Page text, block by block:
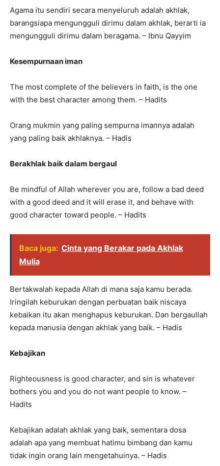
Agama itu sendiri secara menyeluruh adalah akhlak,
barangsiapa mengungguli dirimu dalam akhlak, berarti ia
mengungguli dirimu dalam beragama. – Ibnu Qayyim
Kesempurnaan iman
The most complete of the believers in faith, is the one
with the best character among them. – Hadits
Orang mukmin yang paling sempurna imannya adalah
yang paling baik akhlaknya. – Hadis
Berakhlak baik dalam bergaul
Be mindful of Allah wherever you are, follow a bad deed
with a good deed and it will erase it, and behave with
good character toward people. – Hadits
Baca juga: Cinta yang Berakar pada Akhlak
Mulia
Bertakwalah kepada Allah di mana saja kamu berada.
Iringilah keburukan dengan perbuatan baik niscaya
kebaikan itu akan menghapus keburukan. Dan bergaullah
kepada manusia dengan akhlak yang baik. – Hadis
Kebajikan
Righteousness is good character, and sin is whatever
bothers you and you do not want people to know. –
Hadits
Kebajikan adalah akhlak yang baik, sementara dosa
adalah apa yang membuat hatimu bimbang dan kamu
tidak ingin orang lain mengetahuinya. – Hadis